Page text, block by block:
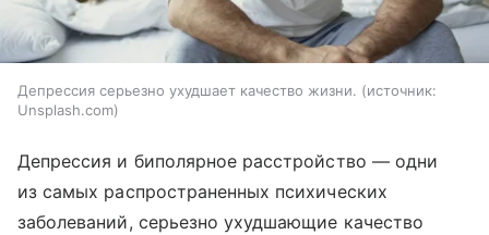
Депрессия серьезно ухудшает качество жизни.
источник:
Unsplash.com
Депрессия и биполярное расстройство — одни
из самых распространенных психических
заболеваний, серьезно ухудшающие качество